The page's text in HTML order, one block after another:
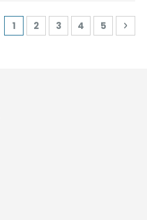
Page
You're currently reading
1 Page
2 Page
3 Page
4 Page
5